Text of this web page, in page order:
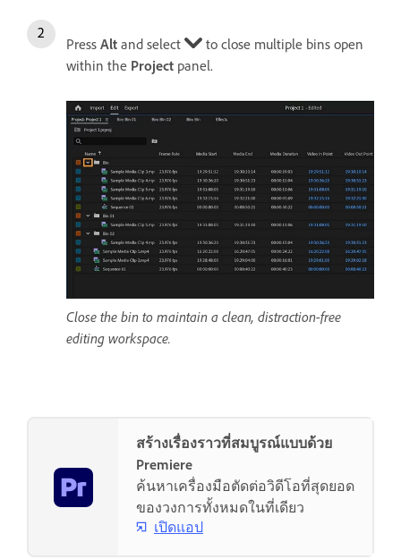
Press Alt and select
to close multiple bins open
within the Project panel.
Close the bin to maintain a clean, distraction-free
editing workspace.
สร้างเรื่องราวที่สมบูรณ์แบบด้วย
Premiere
ค้นหาเครื่องมือตัดต่อวิดีโอที่สุดยอด
ของวงการทั้งหมดในที่เดียว
เปิดแอป